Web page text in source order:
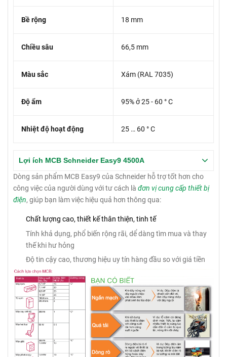
Bề rộng 18 mm
Chiều sâu 66,5 mm
Màu sắc Xám (RAL 7035)
Độ ẩm 95% ở 25 - 60 ° C
Nhiệt độ hoạt động 25 … 60 ° C
Lợi ích MCB Schneider Easy9 4500A
Dòng sản phẩm MCB Easy9 của Schneider hỗ trợ tốt hơn cho
công việc của người dùng với tư cách là đơn vị cung cấp thiết bị
điện, giúp bạn làm việc hiệu quả hơn thông qua:
Chất lượng cao, thiết kế thân thiện, tinh tế
Tính khả dụng, phổ biến rộng rãi, dể dàng tìm mua và thay
thế khi hư hỏng
Độ tin cậy cao, thương hiệu uy tín hàng đầu so với giá tiền